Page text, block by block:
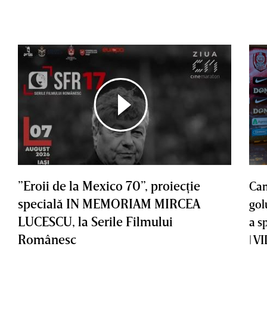
”Eroii de la Mexico 70”, proiecţie
specială IN MEMORIAM MIRCEA
LUCESCU, la Serile Filmului
Românesc
a
|